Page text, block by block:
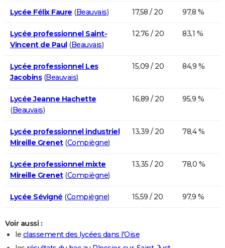
Lycée Félix Faure (Beauvais) 17,58 / 20 97,8 %
Lycée professionnel Saint-
Vincent de Paul(Beauvais)
12,76 / 20 83,1 %
Lycée professionnel Les
Jacobins(Beauvais)
15,09 / 20 84,9 %
Lycée Jeanne Hachette
(Beauvais)
16,89 / 20 95,9 %
Lycée professionnel industriel
Mireille Grenet(Compiègne)
13,39 / 20 78,4 %
Lycée professionnel mixte
Mireille Grenet(Compiègne)
13,35 / 20 78,0 %
Lycée Sévigné (Compiègne) 15,59 / 20 97,9 %
Voir aussi :
le classement des lycées dans l'Oise